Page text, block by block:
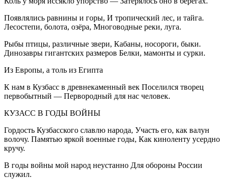
Появлялись равнины и горы, И тропический лес, и тайга.
Лесостепи, болота, озёра, Многоводные реки, луга.
Рыбы птицы, различные звери, Кабаны, носороги, быки.
Динозавры гигантских размеров Белки, мамонты и сурки.
Из Европы, а толь из Египта
К нам в Кузбасс в древнекаменный век Поселился творец
первобытный — Первородный для нас человек.
КУЗАСС В ГОДЫ ВОЙНЫ
Гордость Кузбасского славлю народа, Участь его, как валун
волочу. Памятью яркой военные годы, Как киноленту усердно
кручу.
В годы войны мой народ неустанно Для обороны России
служил.